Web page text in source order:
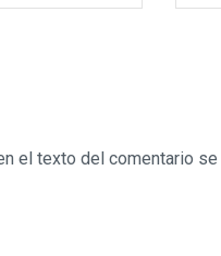
el texto del comentario